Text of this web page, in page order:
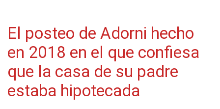
El posteo de Adorni hecho
en 2018 en el que confiesa
que la casa de su padre
estaba hipotecada